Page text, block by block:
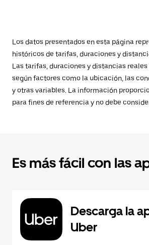
Los datos presentados en esta página
históricos de tarifas, duraciones y
Las tarifas, duraciones y distancias
según factores como la ubicación, las
y otras variables. La información
para fines de referencia y no debe
Es más fácil con las
Descarga la
Uber